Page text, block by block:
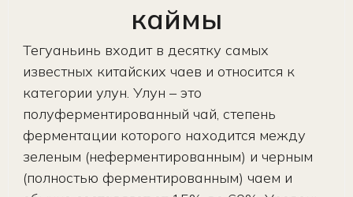
каймы
Тегуаньинь входит в десятку самых
известных китайских чаев и относится к
категории улун. Улун – это
полуферментированный чай, степень
ферментации которого находится между
зеленым (неферментированным) и черным
(полностью ферментированным) чаем и